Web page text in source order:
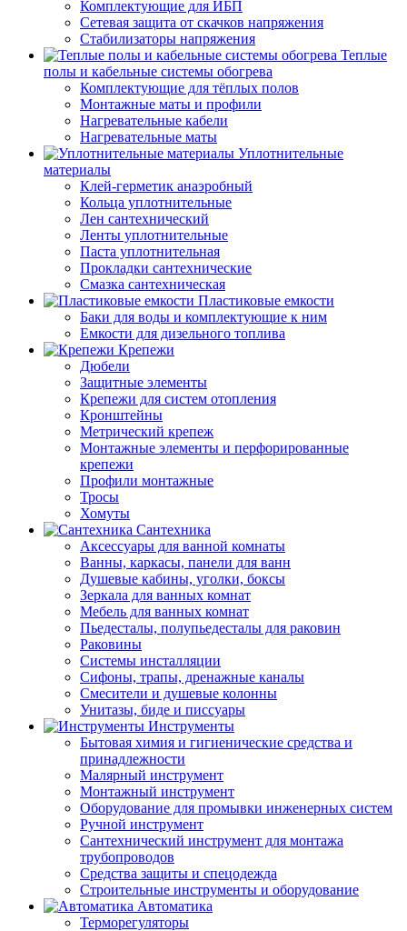
Комплектующие для ИБП
Сетевая защита от скачков напряжения
Стабилизаторы напряжения
Теплые
полы и кабельные системы обогрева
Комплектующие для тёплых полов
Монтажные маты и профили
Нагревательные кабели
Нагревательные маты
Уплотнительные
материалы
Клей-герметик анаэробный
Кольца уплотнительные
Лен сантехнический
Ленты уплотнительные
Паста уплотнительная
Прокладки сантехнические
Смазка сантехническая
Пластиковые емкости
Баки для воды и комплектующие к ним
Емкости для дизельного топлива
Крепежи
Дюбели
Защитные элементы
Крепежи для систем отопления
Кронштейны
Метрический крепеж
Монтажные элементы и перфорированные
крепежи
Профили монтажные
Тросы
Хомуты
Сантехника
Аксессуары для ванной комнаты
Ванны, каркасы, панели для ванн
Душевые кабины, уголки, боксы
Зеркала для ванных комнат
Мебель для ванных комнат
Пьедесталы, полупьедесталы для раковин
Раковины
Системы инсталляции
Сифоны, трапы, дренажные каналы
Смесители и душевые колонны
Унитазы, биде и писсуары
Инструменты
Бытовая химия и гигиенические средства и
принадлежности
Малярный инструмент
Монтажный инструмент
Оборудование для промывки инженерных систем
Ручной инструмент
Сантехнический инструмент для монтажа
трубопроводов
Средства защиты и спецодежда
Строительные инструменты и оборудование
Автоматика
Терморегуляторы